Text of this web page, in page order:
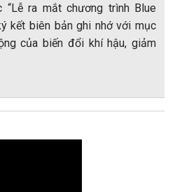
ra mắt chương trình Blue
kết biên bản ghi nhớ với mục
của biến đổi khí hậu, giảm